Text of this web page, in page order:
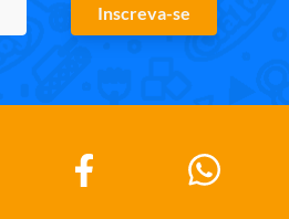
Inscreva-se